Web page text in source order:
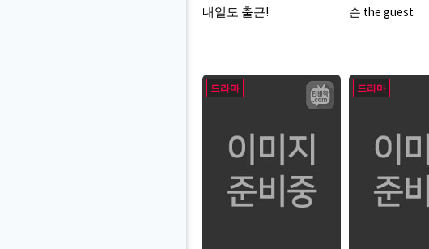
내일도 출근! 손 the guest
드라마 드라마